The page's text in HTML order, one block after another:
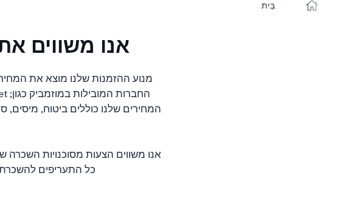
בַּיִת
אנו משווים
מנוע ההזמנות שלנו מוצא את
המחירים שלנו כוללים ביטוח,
אנו משווים הצעות מסוכנויות
כל התעריפים להשכרת רכב ב-